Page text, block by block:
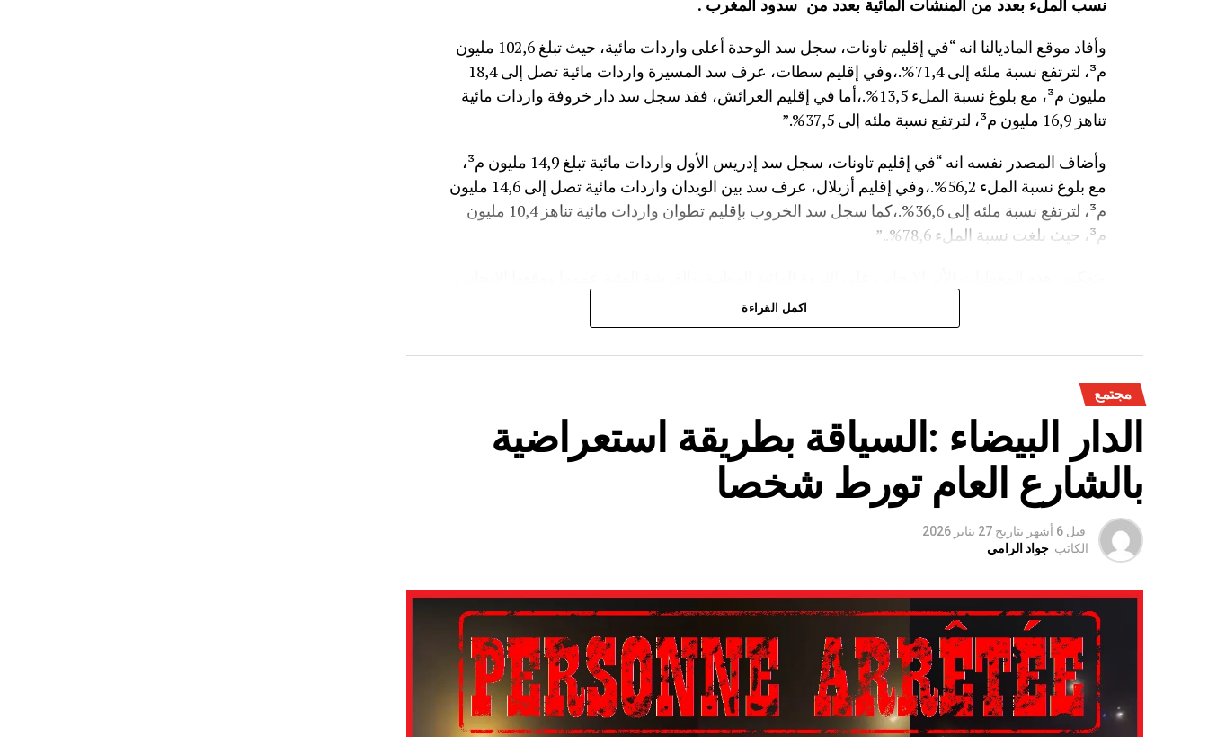
نسب الملء بعدد من المنشآت المائية بعدد من سدود المغرب .
وأفاد موقع الماديالنا انه “في إقليم تاونات، سجل سد الوحدة أعلى واردات مائية، حيث تبلغ 102,6 مليون
م³، لترتفع نسبة ملئه إلى 71,4%.،وفي إقليم سطات، عرف سد المسيرة واردات مائية تصل إلى 18,4
مليون م³، مع بلوغ نسبة الملء 13,5%.،أما في إقليم العرائش، فقد سجل سد دار خروفة واردات مائية
تناهز 16,9 مليون م³، لترتفع نسبة ملئه إلى 37,5%.”
وأضاف المصدر نفسه انه “في إقليم تاونات، سجل سد إدريس الأول واردات مائية تبلغ 14,9 مليون م³،
مع بلوغ نسبة الملء 56,2%.،وفي إقليم أزيلال، عرف سد بين الويدان واردات مائية تصل إلى 14,6 مليون
م³، لترتفع نسبة ملئه إلى 36,6%.،كما سجل سد الخروب بإقليم تطوان واردات مائية تناهز 10,4 مليون
م³، حيث بلغت نسبة الملء 78,6%..”
اكمل القراءة
مجتمع
الدار البيضاء :السياقة بطريقة استعراضية
بالشارع العام تورط شخصا
قبل 6 أشهر بتاريخ 27 يناير 2026
الكاتب: جواد الرامي